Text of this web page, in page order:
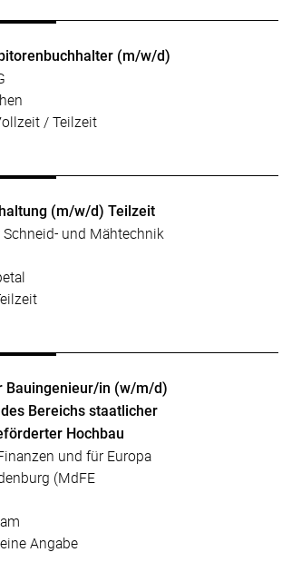
(m/w/d)
/ Teilzeit
(m/w/d) Teilzeit
Schneid- und Mähtechnik
Bauingenieur/in (w/m/d)
Bereichs staatlicher
Hochbau
und für Europa
(MdFE
Angabe